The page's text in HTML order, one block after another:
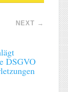
NEXT →
DSGVO